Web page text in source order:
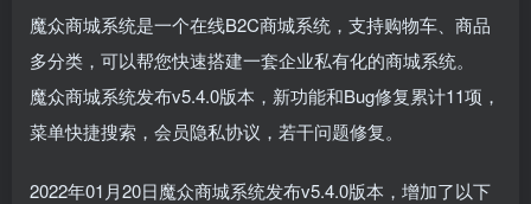
魔众商城系统是一个在线B2C商城系统，支持购物车、商品
多分类，可以帮您快速搭建一套企业私有化的商城系统。
魔众商城系统发布v5.4.0版本，新功能和Bug修复累计11项，
菜单快捷搜索，会员隐私协议，若干问题修复。
2022年01月20日魔众商城系统发布v5.4.0版本，增加了以下